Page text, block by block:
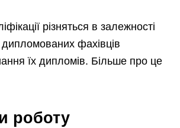
різняться в залежності
дипломованих фахівців
їх дипломів. Більше про це
роботу